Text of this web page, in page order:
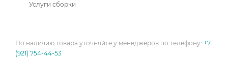
Услуги сборки
По наличию товара уточняйте у менеджеров по телефону: +7
(921) 754-44-53